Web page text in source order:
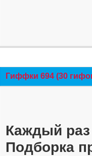
Гиффки 694 (30
Каждый
Подборка